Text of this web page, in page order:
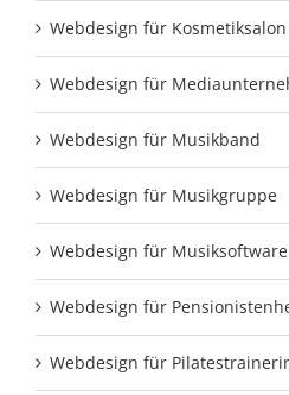
Webdesign für Kosmetiksalon
Webdesign für
Webdesign für Musikband
Webdesign für Musikgruppe
Webdesign für
Webdesign für
Webdesign für